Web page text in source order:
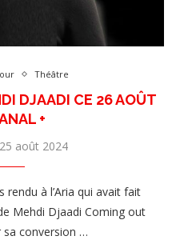
Théâtre
DJAADI CE 26 AOÛT
+
25 août 2024
à l’Aria qui avait fait
Mehdi Djaadi Coming out
sa conversion …